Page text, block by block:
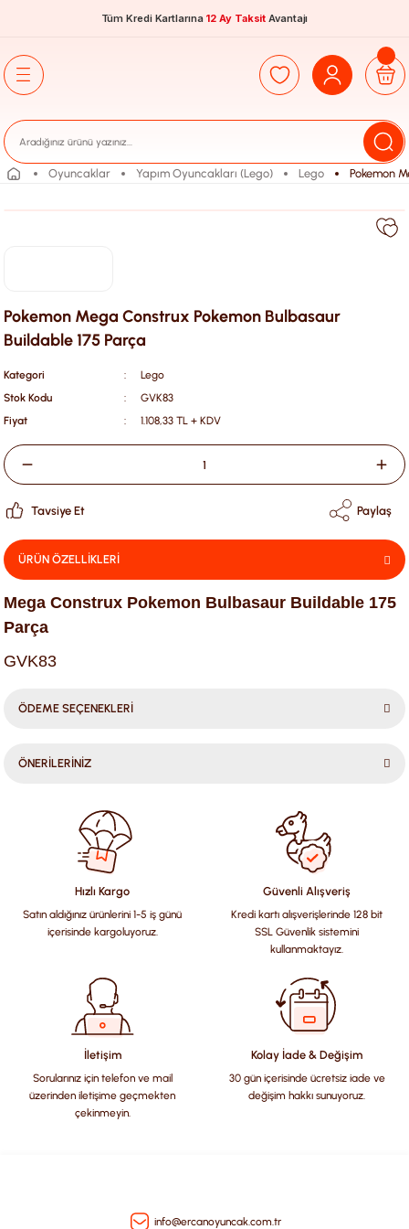
Tüm Kredi Kartlarına 12 Ay Taksit Avantajı
Oyuncaklar Yapım Oyuncakları (Lego) Lego Pokemon
Pokemon Mega Construx Pokemon Bulbasaur
Buildable 175 Parça
Kategori
Lego
Stok Kodu
GVK83
Fiyat
1.108,33 TL + KDV
Tavsiye Et Paylaş
ÜRÜN ÖZELLİKLERİ
Mega Construx Pokemon Bulbasaur Buildable 175
Parça
GVK83
ÖDEME SEÇENEKLERİ
ÖNERİLERİNİZ
konularda yetersiz gördüğünüz noktaları öneri formunu
kullanarak tarafımıza iletebilirsiniz.
Görüş ve önerileriniz için teşekkür ederiz.
Ürün resmi kalitesiz, bozuk veya görüntülenemiyor.
Ürün açıklamasında eksik bilgiler bulunuyor.
Ürün bilgilerinde hatalar bulunuyor.
Ürün fiyatı diğer sitelerden daha pahalı.
Bu ürüne benzer farklı alternatifler olmalı.
Hızlı Kargo
Satın aldığınız ürünlerini 1-5 iş günü
içerisinde kargoluyoruz.
Güvenli Alışveriş
Kredi kartı alışverişlerinde 128 bit
SSL Güvenlik sistemini
kullanmaktayız.
İletişim
Sorularınız için telefon ve mail
üzerinden iletişime geçmekten
çekinmeyin.
Kolay İade & Değişim
30 gün içerisinde ücretsiz iade ve
değişim hakkı sunuyoruz.
info@ercanoyuncak.com.tr